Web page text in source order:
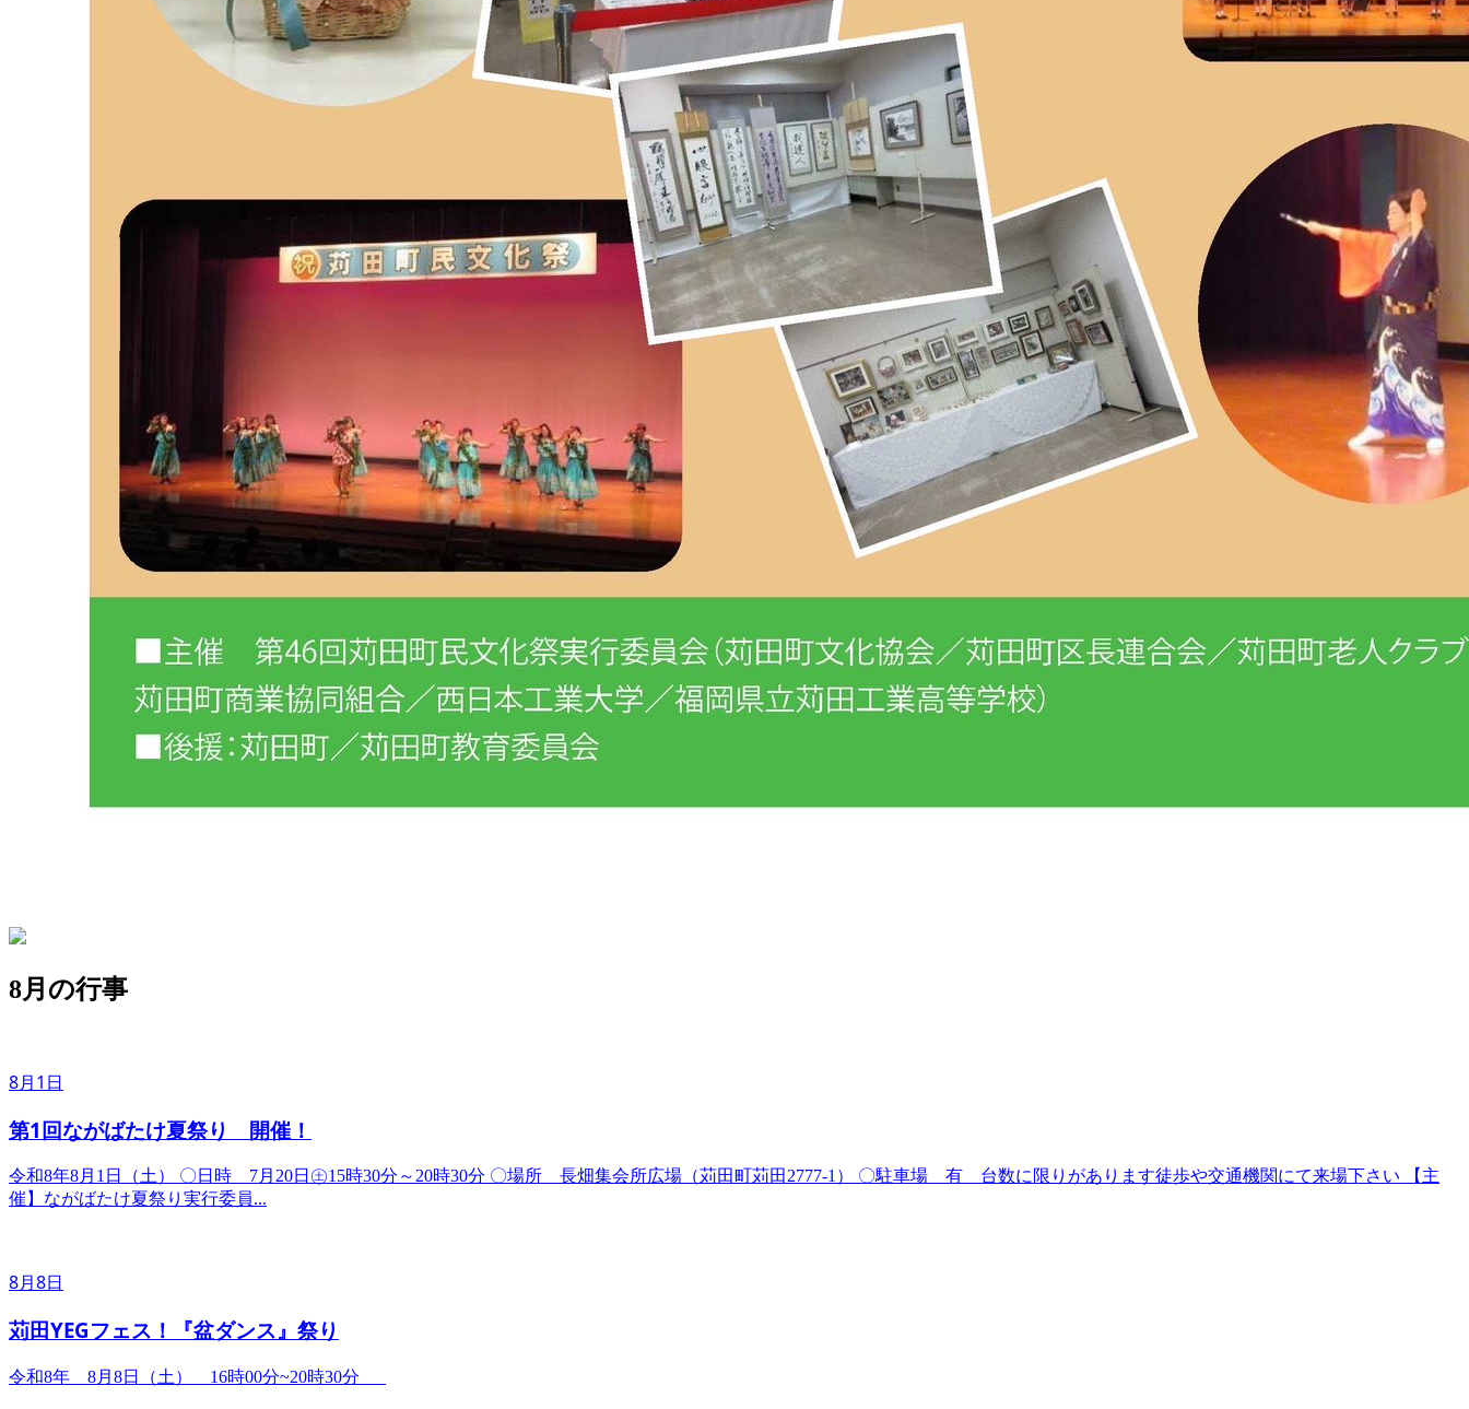
8月の行事
8月1日
第1回ながばたけ夏祭り 開催！
令和8年8月1日（土） ​〇日時 7月20日㊏15時30分～20時30分 〇場所 長畑集会所広場（苅田町苅田2777-1） 〇駐車場 有 台数に限りがあります徒歩や交通機関にて来場下さい 【主
催】ながばたけ夏祭り実行委員...
8月8日
苅田YEGフェス！『盆ダンス』祭り
令和8年 8月8日（土） 16時00分~20時30分